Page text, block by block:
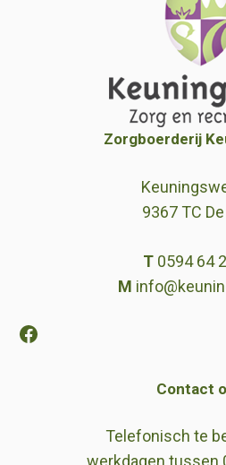
Zorgboerderij
9367 TC
T 0594 64
M
Facebook
Contact
Telefonisch te